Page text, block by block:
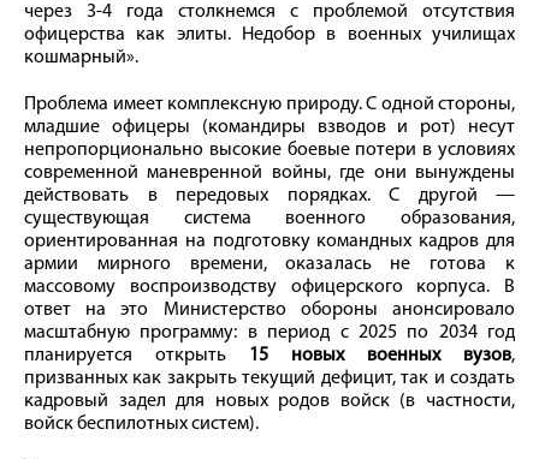
через 3-4 года столкнемся с проблемой отсутствия
офицерства как элиты. Недобор в военных училищах
кошмарный».
Проблема имеет комплексную природу. С одной стороны,
младшие офицеры (командиры взводов и рот) несут
непропорционально высокие боевые потери в условиях
современной маневренной войны, где они вынуждены
действовать в передовых порядках. С другой —
существующая система военного образования,
ориентированная на подготовку командных кадров для
армии мирного времени, оказалась не готова к
массовому воспроизводству офицерского корпуса. В
ответ на это Министерство обороны анонсировало
масштабную программу: в период с 2025 по 2034 год
планируется открыть 15 новых военных вузов,
призванных как закрыть текущий дефицит, так и создать
кадровый задел для новых родов войск (в частности,
войск беспилотных систем).